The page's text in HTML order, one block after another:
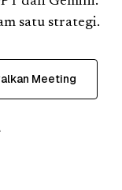
satu strategi.
Meeting